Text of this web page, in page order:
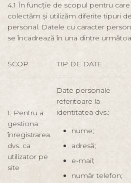
4.1 În funcție de scopul pentru
colectăm și utilizăm diferite tipuri
personal. Datele cu caracter
se încadrează în una dintre
SCOP TIP DE DATE
1. Pentru a
gestiona
înregistrarea
dvs. ca
utilizator pe
site
Date personale
referitoare la
identitatea dvs.:
nume;
adresă;
e-mail;
număr telefon;